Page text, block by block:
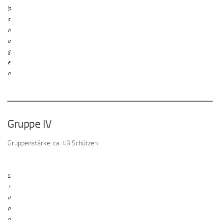
ip
s
h
a
g
e
n
Gruppe IV
Gruppenstärke: ca. 43 Schützen
G
r
u
p